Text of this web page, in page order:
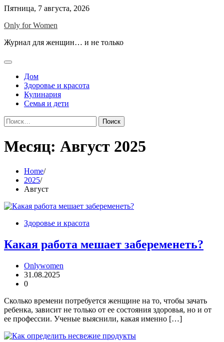
Skip
content
Пятница, 7 августа, 2026
Only for Women
Журнал для женщин… и не только
Дом
Здоровье и красота
Кулинария
Семья и дети
Найти:
Месяц: Август 2025
Home
2025
Август
Здоровье и красота
Какая работа мешает забеременеть?
Onlywomen
31.08.2025
0
Сколько времени потребуется женщине на то, чтобы зачать
ребенка, зависит не только от ее состояния здоровья, но и от
ее профессии. Ученые выяснили, какая именно […]